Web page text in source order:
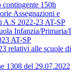
150h
Assegnazioni e
A.S 2022-23 AT-SP
Infanzia/Primaria/I
AT-SP
relativi alle scuole di
1308 del 29.07.2022